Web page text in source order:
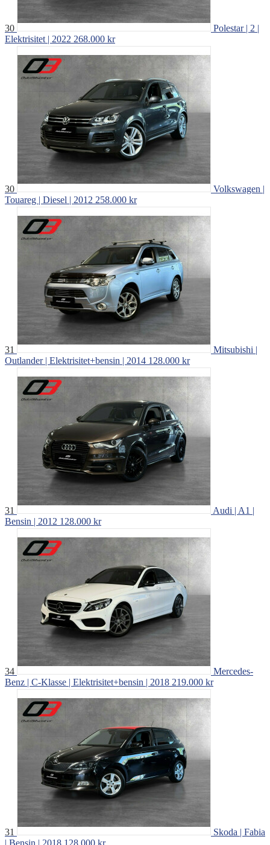
30
Polestar | 2 |
Elektrisitet | 2022 268.000 kr
30
Volkswagen |
Touareg | Diesel | 2012 258.000 kr
31
Mitsubishi |
Outlander | Elektrisitet+bensin | 2014 128.000 kr
31
Audi | A1 |
Bensin | 2012 128.000 kr
34
Mercedes-
Benz | C-Klasse | Elektrisitet+bensin | 2018 219.000 kr
31
Skoda | Fabia
| Bensin | 2018 128.000 kr